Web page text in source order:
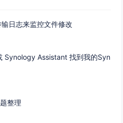
日志来监控文件修改
Synology Assistant 找到我的Syn
整理